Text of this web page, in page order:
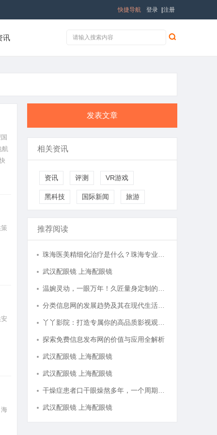
登录 注册
快捷导航
讯
航
发表文章
相关资讯
资讯 评测 VR游戏
黑科技 国际新闻 旅游
推荐阅读
武汉配眼镜 上海配眼镜
探索免费信息发布网的价值与应用全解析
武汉配眼镜 上海配眼镜
武汉配眼镜 上海配眼镜
武汉配眼镜 上海配眼镜